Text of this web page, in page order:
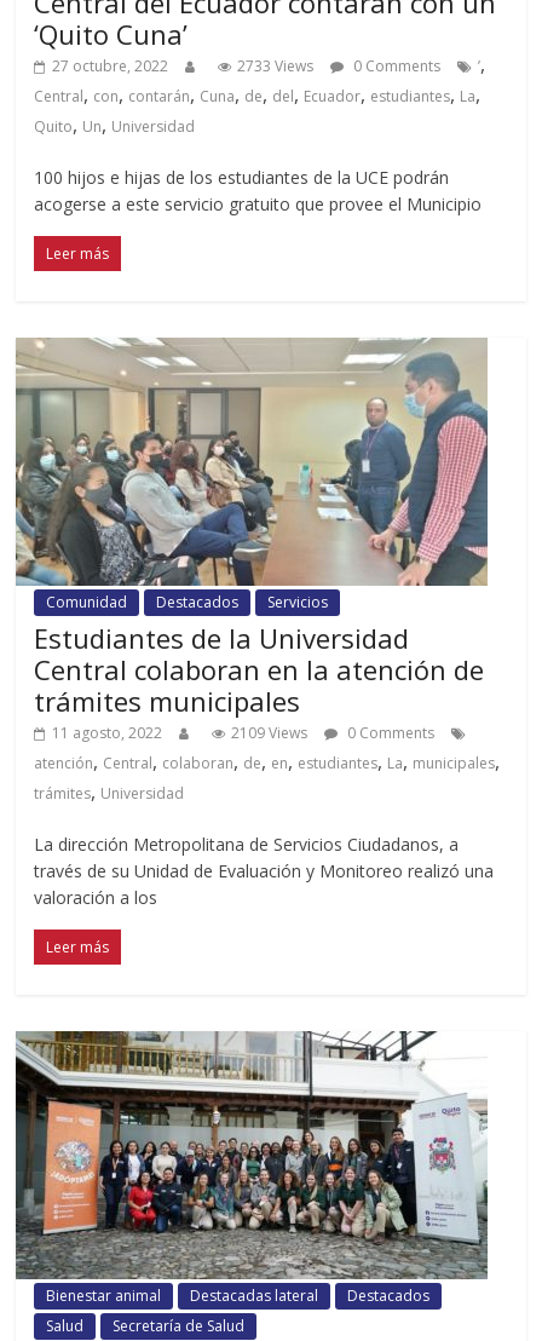
‘Quito Cuna’
27 octubre, 2022 2733 Views 0 Comments ’,
Central, con, contarán, Cuna, de, del, Ecuador, estudiantes, La,
Quito, Un, Universidad
100 hijos e hijas de los estudiantes de la UCE podrán
acogerse a este servicio gratuito que provee el Municipio
Leer más
Comunidad Destacados Servicios
Estudiantes de la Universidad
Central colaboran en la atención de
trámites municipales
11 agosto, 2022 2109 Views
0 Comments
atención, Central, colaboran, de, en, estudiantes, La, municipales,
trámites, Universidad
La dirección Metropolitana de Servicios Ciudadanos, a
través de su Unidad de Evaluación y Monitoreo realizó una
valoración a los
Leer más
Bienestar animal Destacadas lateral
Destacados
Salud
Secretaría de Salud